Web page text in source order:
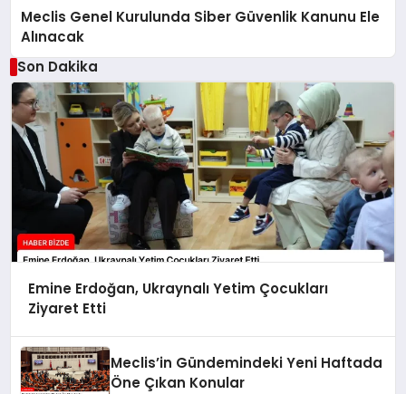
Meclis Genel Kurulunda Siber Güvenlik Kanunu Ele
Alınacak
Son Dakika
Emine Erdoğan, Ukraynalı Yetim Çocukları
Ziyaret Etti
Meclis’in Gündemindeki Yeni Haftada
Öne Çıkan Konular